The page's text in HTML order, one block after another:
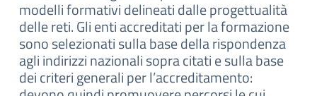
modelli formativi delineati dalle progettualità
delle reti. Gli enti accreditati per la formazione
sono selezionati sulla base della rispondenza
agli indirizzi nazionali sopra citati e sulla base
dei criteri generali per l’accreditamento: